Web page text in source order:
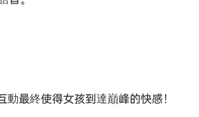
最終使得女孩到達巔峰的快感！